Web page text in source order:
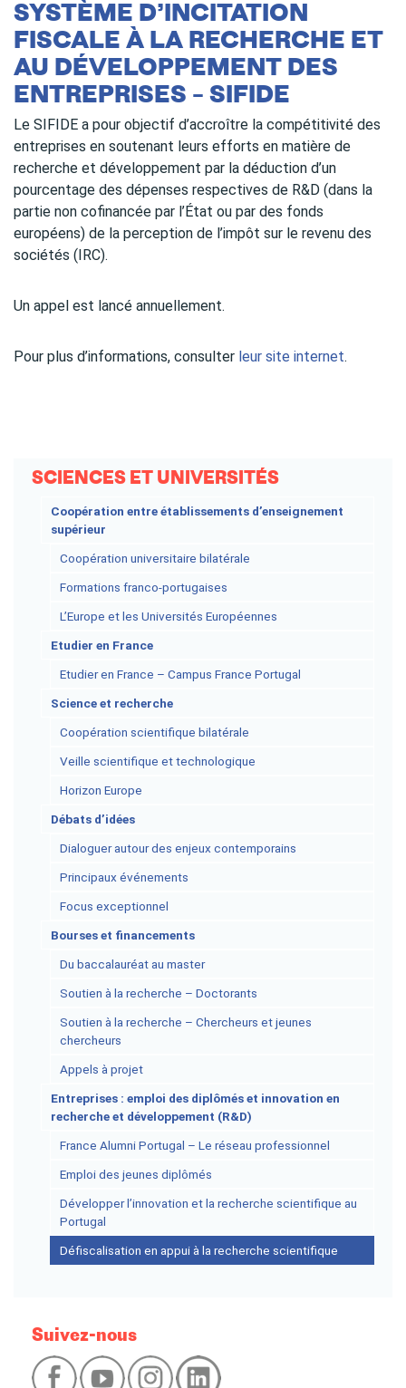
SYSTÈME D’INCITATION
FISCALE À LA RECHERCHE ET
AU DÉVELOPPEMENT DES
ENTREPRISES – SIFIDE
Le SIFIDE a pour objectif d’accroître la compétitivité des
entreprises en soutenant leurs efforts en matière de
recherche et développement par la déduction d’un
pourcentage des dépenses respectives de R&D (dans la
partie non cofinancée par l’État ou par des fonds
européens) de la perception de l’impôt sur le revenu des
sociétés (IRC).
Un appel est lancé annuellement.
Pour plus d’informations, consulter leur site internet.
SCIENCES ET UNIVERSITÉS
Coopération entre établissements d’enseignement
supérieur
Coopération universitaire bilatérale
Formations franco-portugaises
L’Europe et les Universités Européennes
Etudier en France
Etudier en France – Campus France Portugal
Science et recherche
Coopération scientifique bilatérale
Veille scientifique et technologique
Horizon Europe
Débats d’idées
Dialoguer autour des enjeux contemporains
Principaux événements
Focus exceptionnel
Bourses et financements
Du baccalauréat au master
Soutien à la recherche – Doctorants
Soutien à la recherche – Chercheurs et jeunes
chercheurs
Appels à projet
Entreprises : emploi des diplômés et innovation en
recherche et développement (R&D)
France Alumni Portugal – Le réseau professionnel
Emploi des jeunes diplômés
Développer l’innovation et la recherche scientifique au
Portugal
Défiscalisation en appui à la recherche scientifique
Suivez-nous